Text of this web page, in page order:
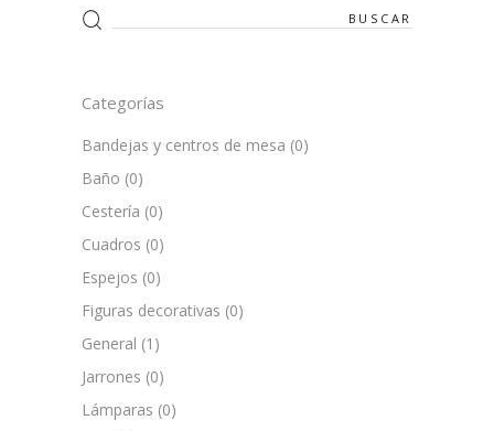
Search
for:
Categorías
Bandejas y centros de mesa (0)
Baño (0)
Cestería (0)
Cuadros (0)
Espejos (0)
Figuras decorativas (0)
General (1)
Jarrones (0)
Lámparas (0)